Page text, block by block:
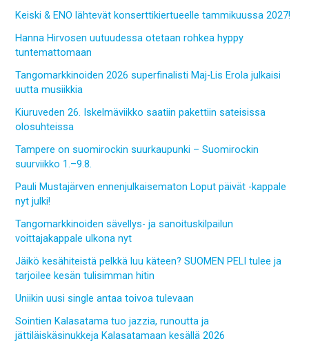
Keiski & ENO lähtevät konserttikiertueelle tammikuussa 2027!
Hanna Hirvosen uutuudessa otetaan rohkea hyppy
tuntemattomaan
Tangomarkkinoiden 2026 superfinalisti Maj-Lis Erola julkaisi
uutta musiikkia
Kiuruveden 26. Iskelmäviikko saatiin pakettiin sateisissa
olosuhteissa
Tampere on suomirockin suurkaupunki – Suomirockin
suurviikko 1.–9.8.
Pauli Mustajärven ennenjulkaisematon Loput päivät -kappale
nyt julki!
Tangomarkkinoiden sävellys- ja sanoituskilpailun
voittajakappale ulkona nyt
Jäikö kesähiteistä pelkkä luu käteen? SUOMEN PELI tulee ja
tarjoilee kesän tulisimman hitin
Uniikin uusi single antaa toivoa tulevaan
Sointien Kalasatama tuo jazzia, runoutta ja
jättiläiskäsinukkeja Kalasatamaan kesällä 2026